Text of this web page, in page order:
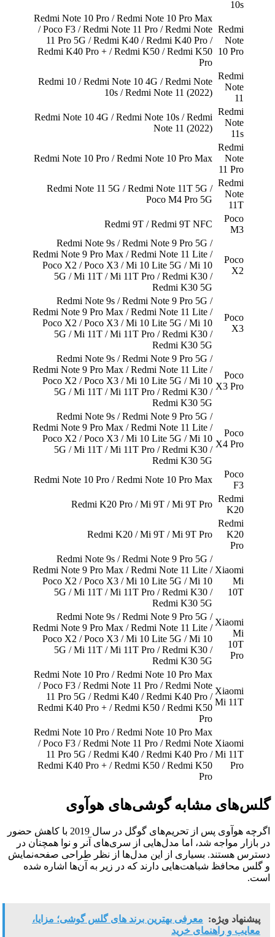
10s
Redmi
Note
10 Pro
Redmi Note 10 Pro / Redmi Note 10 Pro Max
/ Poco F3 / Redmi Note 11 Pro / Redmi Note
11 Pro 5G / Redmi K40 / Redmi K40 Pro /
Redmi K40 Pro + / Redmi K50 / Redmi K50
Pro
Redmi
Note
11
Redmi 10 / Redmi Note 10 4G / Redmi Note
10s / Redmi Note 11 (2022)
Redmi
Note
11s
Redmi Note 10 4G / Redmi Note 10s / Redmi
Note 11 (2022)
Redmi
Note
11 Pro
Redmi Note 10 Pro / Redmi Note 10 Pro Max
Redmi
Note
11T
Redmi Note 11 5G / Redmi Note 11T 5G /
Poco M4 Pro 5G
Poco
M3
Redmi 9T / Redmi 9T NFC
Poco
X2
Redmi Note 9s / Redmi Note 9 Pro 5G /
Redmi Note 9 Pro Max / Redmi Note 11 Lite /
Poco X2 / Poco X3 / Mi 10 Lite 5G / Mi 10
5G / Mi 11T / Mi 11T Pro / Redmi K30 /
Redmi K30 5G
Poco
X3
Redmi Note 9s / Redmi Note 9 Pro 5G /
Redmi Note 9 Pro Max / Redmi Note 11 Lite /
Poco X2 / Poco X3 / Mi 10 Lite 5G / Mi 10
5G / Mi 11T / Mi 11T Pro / Redmi K30 /
Redmi K30 5G
Poco
X3 Pro
Redmi Note 9s / Redmi Note 9 Pro 5G /
Redmi Note 9 Pro Max / Redmi Note 11 Lite /
Poco X2 / Poco X3 / Mi 10 Lite 5G / Mi 10
5G / Mi 11T / Mi 11T Pro / Redmi K30 /
Redmi K30 5G
Poco
X4 Pro
Redmi Note 9s / Redmi Note 9 Pro 5G /
Redmi Note 9 Pro Max / Redmi Note 11 Lite /
Poco X2 / Poco X3 / Mi 10 Lite 5G / Mi 10
5G / Mi 11T / Mi 11T Pro / Redmi K30 /
Redmi K30 5G
Poco
F3
Redmi Note 10 Pro / Redmi Note 10 Pro Max
Redmi
K20
Redmi K20 Pro / Mi 9T / Mi 9T Pro
Redmi
K20
Pro
Redmi K20 / Mi 9T / Mi 9T Pro
Xiaomi
Mi
10T
Redmi Note 9s / Redmi Note 9 Pro 5G /
Redmi Note 9 Pro Max / Redmi Note 11 Lite /
Poco X2 / Poco X3 / Mi 10 Lite 5G / Mi 10
5G / Mi 11T / Mi 11T Pro / Redmi K30 /
Redmi K30 5G
Xiaomi
Mi
10T
Pro
Redmi Note 9s / Redmi Note 9 Pro 5G /
Redmi Note 9 Pro Max / Redmi Note 11 Lite /
Poco X2 / Poco X3 / Mi 10 Lite 5G / Mi 10
5G / Mi 11T / Mi 11T Pro / Redmi K30 /
Redmi K30 5G
Xiaomi
Mi 11T
Redmi Note 10 Pro / Redmi Note 10 Pro Max
/ Poco F3 / Redmi Note 11 Pro / Redmi Note
11 Pro 5G / Redmi K40 / Redmi K40 Pro /
Redmi K40 Pro + / Redmi K50 / Redmi K50
Pro
Xiaomi
Mi 11T
Pro
Redmi Note 10 Pro / Redmi Note 10 Pro Max
/ Poco F3 / Redmi Note 11 Pro / Redmi Note
11 Pro 5G / Redmi K40 / Redmi K40 Pro /
Redmi K40 Pro + / Redmi K50 / Redmi K50
Pro
گلس‌های مشابه گوشی‌های هوآوی
اگرچه هوآوی پس از تحریم‌های گوگل در سال 2019 با کاهش حضور
در بازار مواجه شد، اما مدل‌هایی از سری‌های آنر و نوا همچنان در
دسترس هستند. بسیاری از این مدل‌ها از نظر طراحی صفحه‌نمایش
و گلس محافظ شباهت‌هایی دارند که در زیر به آن‌ها اشاره شده
است.
پیشنهاد ویژه: معرفی بهترین برند های گلس گوشی؛ مزایا،
معایب و راهنمای خرید